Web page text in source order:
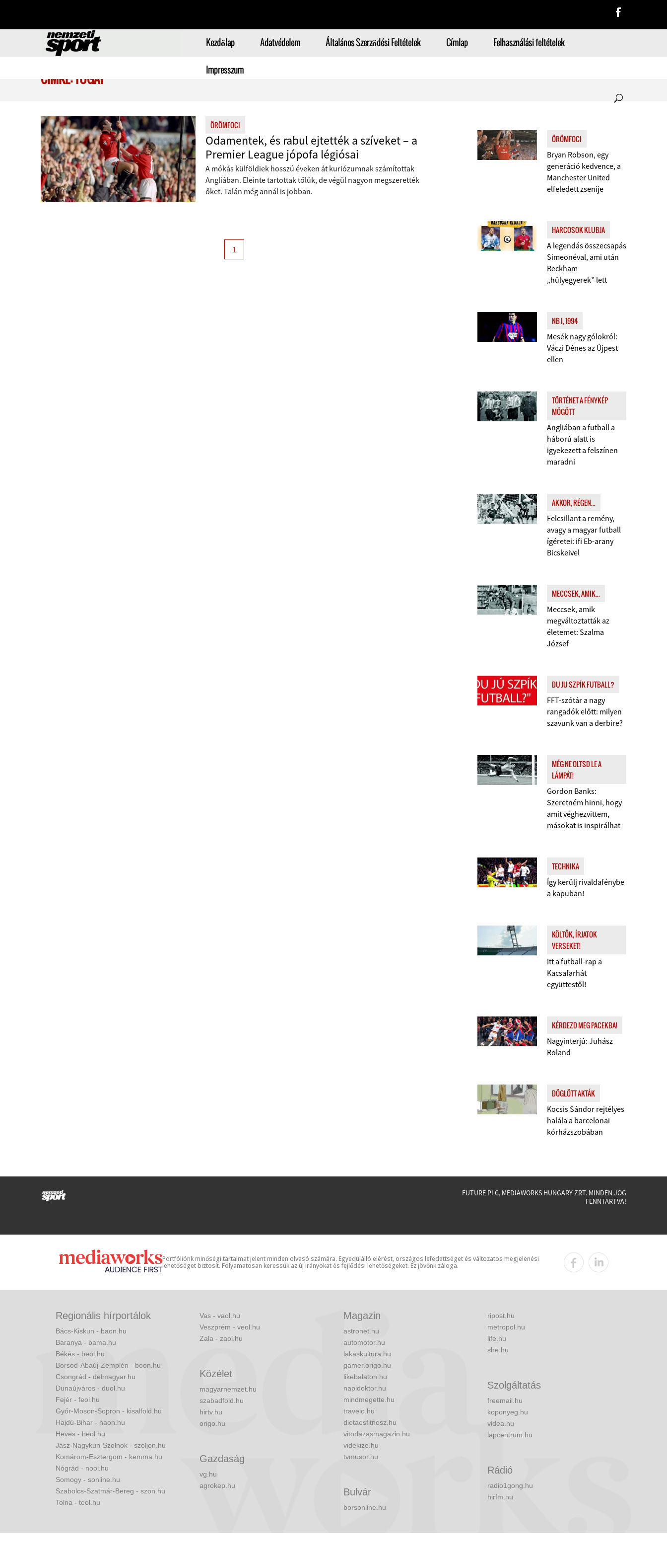
Kezdőlap Adatvédelem Általános Szerződési Feltételek Címlap Felhasználási feltételek
Impresszum
CÍMKE: TUGAY
ÖRÖMFOCI
Odamentek, és rabul ejtették a szíveket – a
Premier League jópofa légiósai
A mókás külföldiek hosszú éveken át kuriózumnak számítottak
Angliában. Eleinte tartottak tőlük, de végül nagyon megszerették
őket. Talán még annál is jobban.
1
ÖRÖMFOCI
Bryan Robson, egy
generáció kedvence, a
Manchester United
elfeledett zsenije
HARCOSOK KLUBJA
A legendás összecsapás
Simeonéval, ami után
Beckham
„hülyegyerek” lett
NB I, 1994
Mesék nagy gólokról:
Váczi Dénes az Újpest
ellen
TÖRTÉNET A FÉNYKÉP
MÖGÖTT
Angliában a futball a
háború alatt is
igyekezett a felszínen
maradni
AKKOR, RÉGEN...
Felcsillant a remény,
avagy a magyar futball
ígéretei: ifi Eb-arany
Bicskeivel
MECCSEK, AMIK...
Meccsek, amik
megváltoztatták az
életemet: Szalma
József
DU JU SZPÍK FUTBALL?
FFT-szótár a nagy
rangadók előtt: milyen
szavunk van a derbire?
MÉG NE OLTSD LE A
LÁMPÁT!
Gordon Banks:
Szeretném hinni, hogy
amit véghezvittem,
másokat is inspirálhat
TECHNIKA
Így kerülj rivaldafénybe
a kapuban!
KÖLTŐK, ÍRJATOK
VERSEKET!
Itt a futball-rap a
Kacsafarhát
együttestől!
KÉRDEZD MEG PACEKBA!
Nagyinterjú: Juhász
Roland
DÖGLÖTT AKTÁK
Kocsis Sándor rejtélyes
halála a barcelonai
kórházszobában
FUTURE PLC, MEDIAWORKS HUNGARY ZRT. MINDEN JOG
FENNTARTVA!
Portfóliónk minőségi tartalmat jelent minden olvasó számára. Egyedülálló elérést, országos lefedettséget és változatos megjelenési
lehetőséget biztosít. Folyamatosan keressük az új irányokat és fejlődési lehetőségeket. Ez jövőnk záloga.
Regionális hírportálok
Bács-Kiskun - baon.hu
Baranya - bama.hu
Békés - beol.hu
Borsod-Abaúj-Zemplén - boon.hu
Csongrád - delmagyar.hu
Dunaújváros - duol.hu
Fejér - feol.hu
Győr-Moson-Sopron - kisalfold.hu
Hajdú-Bihar - haon.hu
Heves - heol.hu
Jász-Nagykun-Szolnok - szoljon.hu
Komárom-Esztergom - kemma.hu
Nógrád - nool.hu
Somogy - sonline.hu
Szabolcs-Szatmár-Bereg - szon.hu
Tolna - teol.hu
Vas - vaol.hu
Veszprém - veol.hu
Zala - zaol.hu
Közélet
magyarnemzet.hu
szabadfold.hu
hirtv.hu
origo.hu
Gazdaság
vg.hu
agrokep.hu
Magazin
astronet.hu
automotor.hu
lakaskultura.hu
gamer.origo.hu
likebalaton.hu
napidoktor.hu
mindmegette.hu
travelo.hu
dietaesfitnesz.hu
vitorlazasmagazin.hu
videkize.hu
tvmusor.hu
Bulvár
borsonline.hu
ripost.hu
metropol.hu
life.hu
she.hu
Szolgáltatás
freemail.hu
koponyeg.hu
videa.hu
lapcentrum.hu
Rádió
radio1gong.hu
hirfm.hu